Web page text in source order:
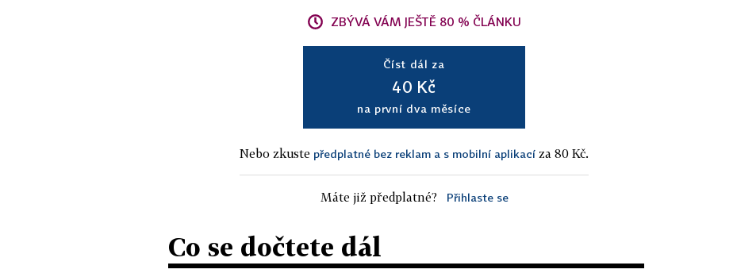
ZBÝVÁ VÁM JEŠTĚ 80 % ČLÁNKU
Číst dál za
40 Kč
na první dva měsíce
Nebo zkuste předplatné bez reklam a s mobilní aplikací za 80 Kč.
Máte již předplatné? Přihlaste se
Co se dočtete dál